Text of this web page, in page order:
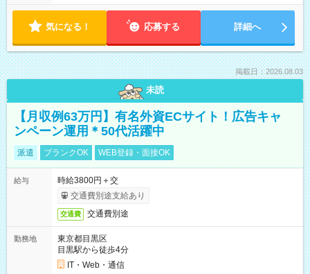
気になる！ 応募する 詳細へ
掲載日：2026.08.03
未読
【月収例63万円】有名外資ECサイト！広告キャ
ンペーン運用＊50代活躍中
派遣 ブランクOK WEB登録・面接OK
給与
時給3800円＋交
交通費別途支給あり
交通費 交通費別途
勤務地
東京都目黒区
目黒駅から徒歩4分
IT・Web・通信